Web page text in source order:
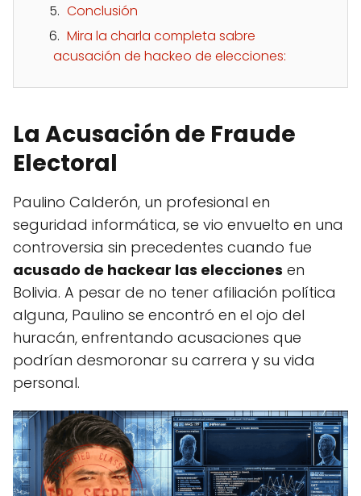
Conclusión
Mira la charla completa sabre
acusación de hackeo de elecciones:
La Acusación de Fraude
Electoral
Paulino Calderón, un profesional en
seguridad informática, se vio envuelto en una
controversia sin precedentes cuando fue
acusado de hackear las elecciones en
Bolivia. A pesar de no tener afiliación política
alguna, Paulino se encontró en el ojo del
huracán, enfrentando acusaciones que
podrían desmoronar su carrera y su vida
personal.